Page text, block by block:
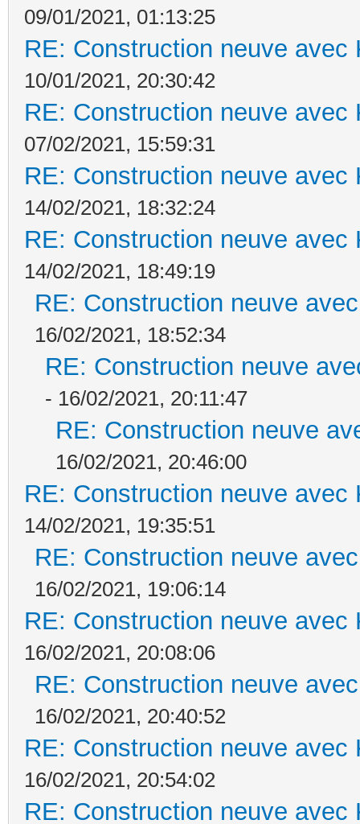
09/01/2021, 01:13:25
RE: Construction neuve avec
10/01/2021, 20:30:42
RE: Construction neuve avec
07/02/2021, 15:59:31
RE: Construction neuve avec
14/02/2021, 18:32:24
RE: Construction neuve avec
14/02/2021, 18:49:19
RE: Construction neuve
16/02/2021, 18:52:34
RE: Construction neuve
- 16/02/2021, 20:11:47
RE: Construction neuve
16/02/2021, 20:46:00
RE: Construction neuve avec
14/02/2021, 19:35:51
RE: Construction neuve
16/02/2021, 19:06:14
RE: Construction neuve avec
16/02/2021, 20:08:06
RE: Construction neuve
16/02/2021, 20:40:52
RE: Construction neuve avec
16/02/2021, 20:54:02
RE: Construction neuve avec